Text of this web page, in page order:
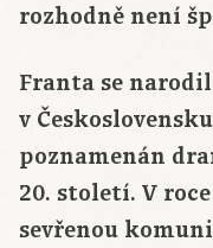
rozhodně není
Franta se
v
poznamenán
20. století. V
sevřenou